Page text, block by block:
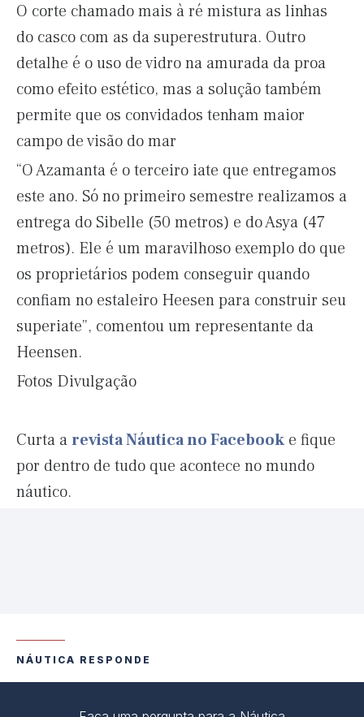
O corte chamado mais à ré mistura as linhas
do casco com as da superestrutura. Outro
detalhe é o uso de vidro na amurada da proa
como efeito estético, mas a solução também
permite que os convidados tenham maior
campo de visão do mar
“O Azamanta é o terceiro iate que entregamos
este ano. Só no primeiro semestre realizamos a
entrega do Sibelle (50 metros) e do Asya (47
metros). Ele é um maravilhoso exemplo do que
os proprietários podem conseguir quando
confiam no estaleiro Heesen para construir seu
superiate”, comentou um representante da
Heensen.
Fotos Divulgação
Curta arevista Náutica no Facebook e fique
por dentro de tudo que acontece no mundo
náutico.
NÁUTICA RESPONDE